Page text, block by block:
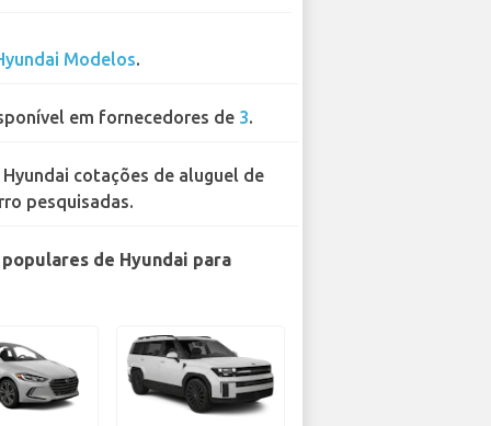
Modelos.
em fornecedores de 3.
Hyundai cotações de aluguel de
pesquisadas.
de Hyundai para